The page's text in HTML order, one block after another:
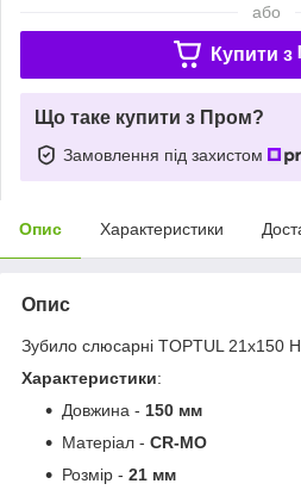
або
Купити з
Що таке купити з Пром?
Замовлення під захистом
Опис Характеристики
Опис
Зубило слюсарні TOPTUL 21х150
Характеристики:
Довжина - 150 мм
Матеріал - CR-MO
Розмір - 21 мм